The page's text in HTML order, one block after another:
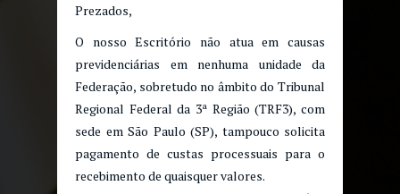
Prezados,
O nosso Escritório não atua em causas
previdenciárias em nenhuma unidade da
Federação, sobretudo no âmbito do Tribunal
Regional Federal da 3ª Região (TRF3), com
sede em São Paulo (SP), tampouco solicita
pagamento de custas processuais para o
recebimento de quaisquer valores.